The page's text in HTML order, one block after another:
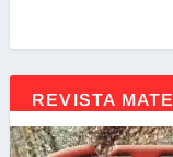
REVISTA